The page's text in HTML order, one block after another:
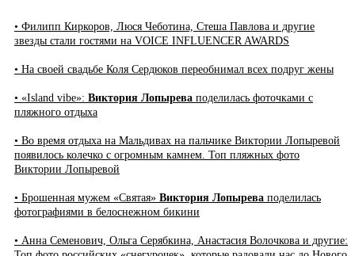
• Филипп Киркоров, Люся Чеботина, Стеша Павлова и другие
звезды стали гостями на VOICE INFLUENCER AWARDS
• На своей свадьбе Коля Сердюков переобнимал всех подруг жены
• «Island vibe»: Виктория Лопырева поделилась фоточками с
пляжного отдыха
• Во время отдыха на Мальдивах на пальчике Виктории Лопыревой
появилось колечко с огромным камнем. Топ пляжных фото
Виктории Лопыревой
• Брошенная мужем «Святая» Виктория Лопырева поделилась
фотографиями в белоснежном бикини
• Анна Семенович, Ольга Серябкина, Анастасия Волочкова и другие: